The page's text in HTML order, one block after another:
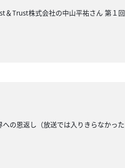
Trust株式会社の中山平祐さん 第１
の恩返し（放送では入りきらなかっ